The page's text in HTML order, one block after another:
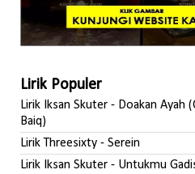
Lirik Populer
Lirik Iksan Skuter - Doakan Ayah
Baiq)
Lirik Threesixty - Serein
Lirik Iksan Skuter - Untukmu